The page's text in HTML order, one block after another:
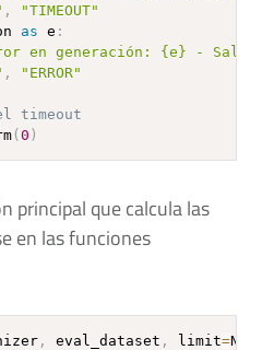
,
"TIMEOUT"
as e :
en generación: {e} -
,
"ERROR"
timeout
(0 )
principal que calcula las
en las funciones
, eval_dataset , limit=None